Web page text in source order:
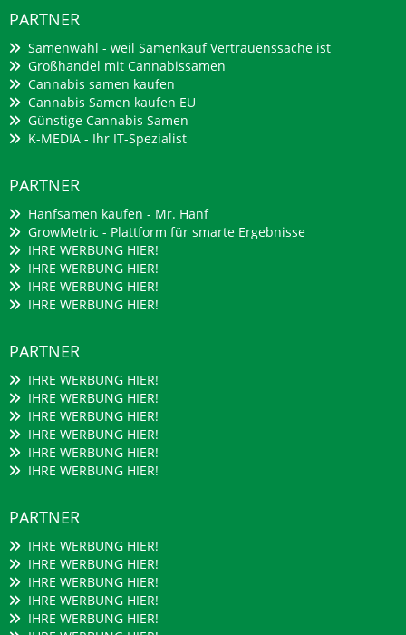
PARTNER
Samenwahl - weil Samenkauf Vertrauenssache ist
Großhandel mit Cannabissamen
Cannabis samen kaufen
Cannabis Samen kaufen EU
Günstige Cannabis Samen
K-MEDIA - Ihr IT-Spezialist
PARTNER
Hanfsamen kaufen - Mr. Hanf
GrowMetric - Plattform für smarte Ergebnisse
IHRE WERBUNG HIER!
IHRE WERBUNG HIER!
IHRE WERBUNG HIER!
IHRE WERBUNG HIER!
PARTNER
IHRE WERBUNG HIER!
IHRE WERBUNG HIER!
IHRE WERBUNG HIER!
IHRE WERBUNG HIER!
IHRE WERBUNG HIER!
IHRE WERBUNG HIER!
PARTNER
IHRE WERBUNG HIER!
IHRE WERBUNG HIER!
IHRE WERBUNG HIER!
IHRE WERBUNG HIER!
IHRE WERBUNG HIER!